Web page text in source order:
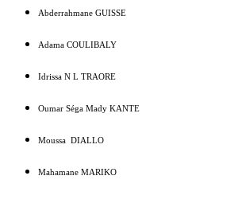
Abderrahmane GUISSE
Adama COULIBALY
Idrissa N L TRAORE
Oumar Séga Mady KANTE
Moussa DIALLO
Mahamane MARIKO